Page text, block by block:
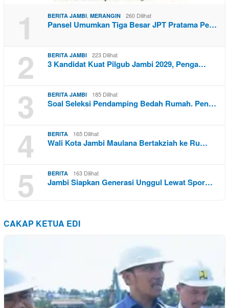
1 BERITA JAMBI, MERANGIN 260 Dilihat
Pansel Umumkan Tiga Besar JPT Pratama Pe…
2 BERITA JAMBI 223 Dilihat
3 Kandidat Kuat Pilgub Jambi 2029, Penga…
3 BERITA JAMBI 185 Dilihat
Soal Seleksi Pendamping Bedah Rumah. Pen…
4 BERITA 165 Dilihat
Wali Kota Jambi Maulana Bertakziah ke Ru…
5 BERITA 163 Dilihat
Jambi Siapkan Generasi Unggul Lewat Spor…
CAKAP KETUA EDI